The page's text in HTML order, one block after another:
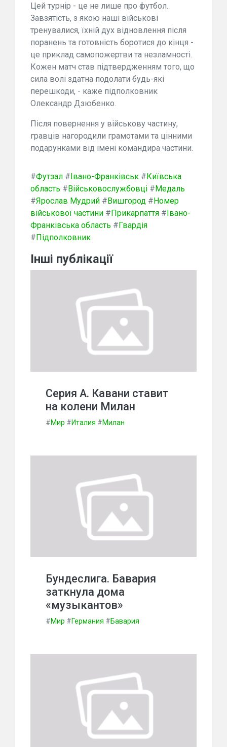
Цей турнір - це не лише про футбол.
Завзятість, з якою наші військові
тренувалися, їхній дух відновлення після
поранень та готовність боротися до кінця -
це приклад самопожертви та незламності.
Кожен матч став підтвердженням того, що
сила волі здатна подолати будь-які
перешкоди, - каже підполковник
Олександр Дзюбенко.
Після повернення у військову частину,
гравців нагородили грамотами та цінними
подарунками від імені командира частини.
#Футзал #Івано-Франківськ #Київська
область #Військовослужбовці #Медаль
#Ярослав Мудрий #Вишгород #Номер
військової частини #Прикарпаття #Івано-
Франківська область #Гвардія
#Підполковник
Інші публікації
Серия А. Кавани ставит
на колени Милан
#Мир #Италия #Милан
Бундеслига. Бавария
заткнула дома
«музыкантов»
#Мир #Германия #Бавария